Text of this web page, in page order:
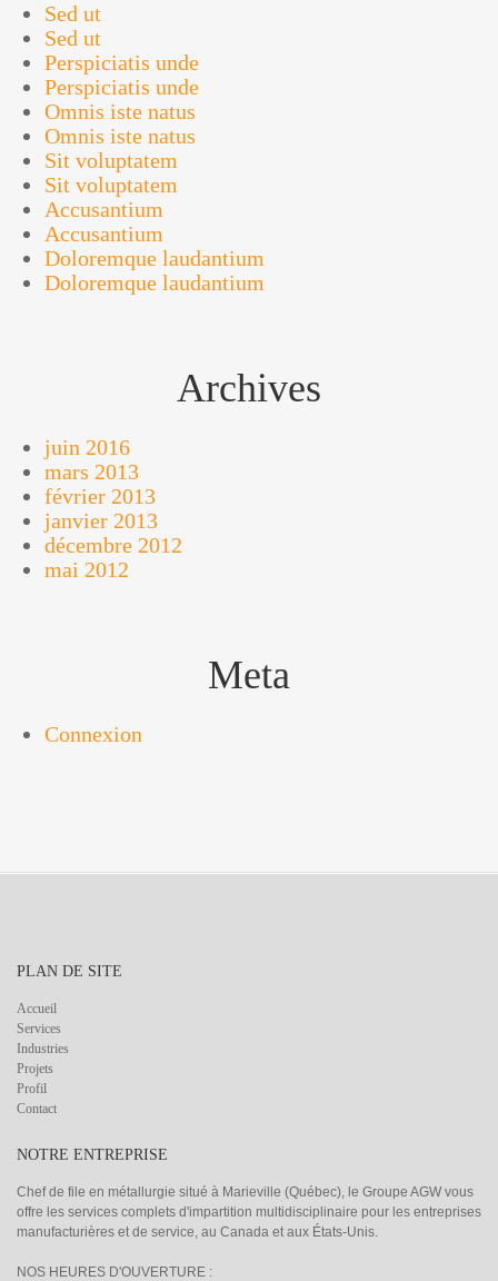
Sed ut
Sed ut
Perspiciatis unde
Perspiciatis unde
Omnis iste natus
Omnis iste natus
Sit voluptatem
Sit voluptatem
Accusantium
Accusantium
Doloremque laudantium
Doloremque laudantium
Archives
juin 2016
mars 2013
février 2013
janvier 2013
décembre 2012
mai 2012
Meta
Connexion
PLAN DE SITE
Accueil
Services
Industries
Projets
Profil
Contact
NOTRE ENTREPRISE
Chef de file en métallurgie situé à Marieville (Québec), le Groupe AGW vous
offre les services complets d'impartition multidisciplinaire pour les entreprises
manufacturières et de service, au Canada et aux États-Unis.
NOS HEURES D'OUVERTURE :